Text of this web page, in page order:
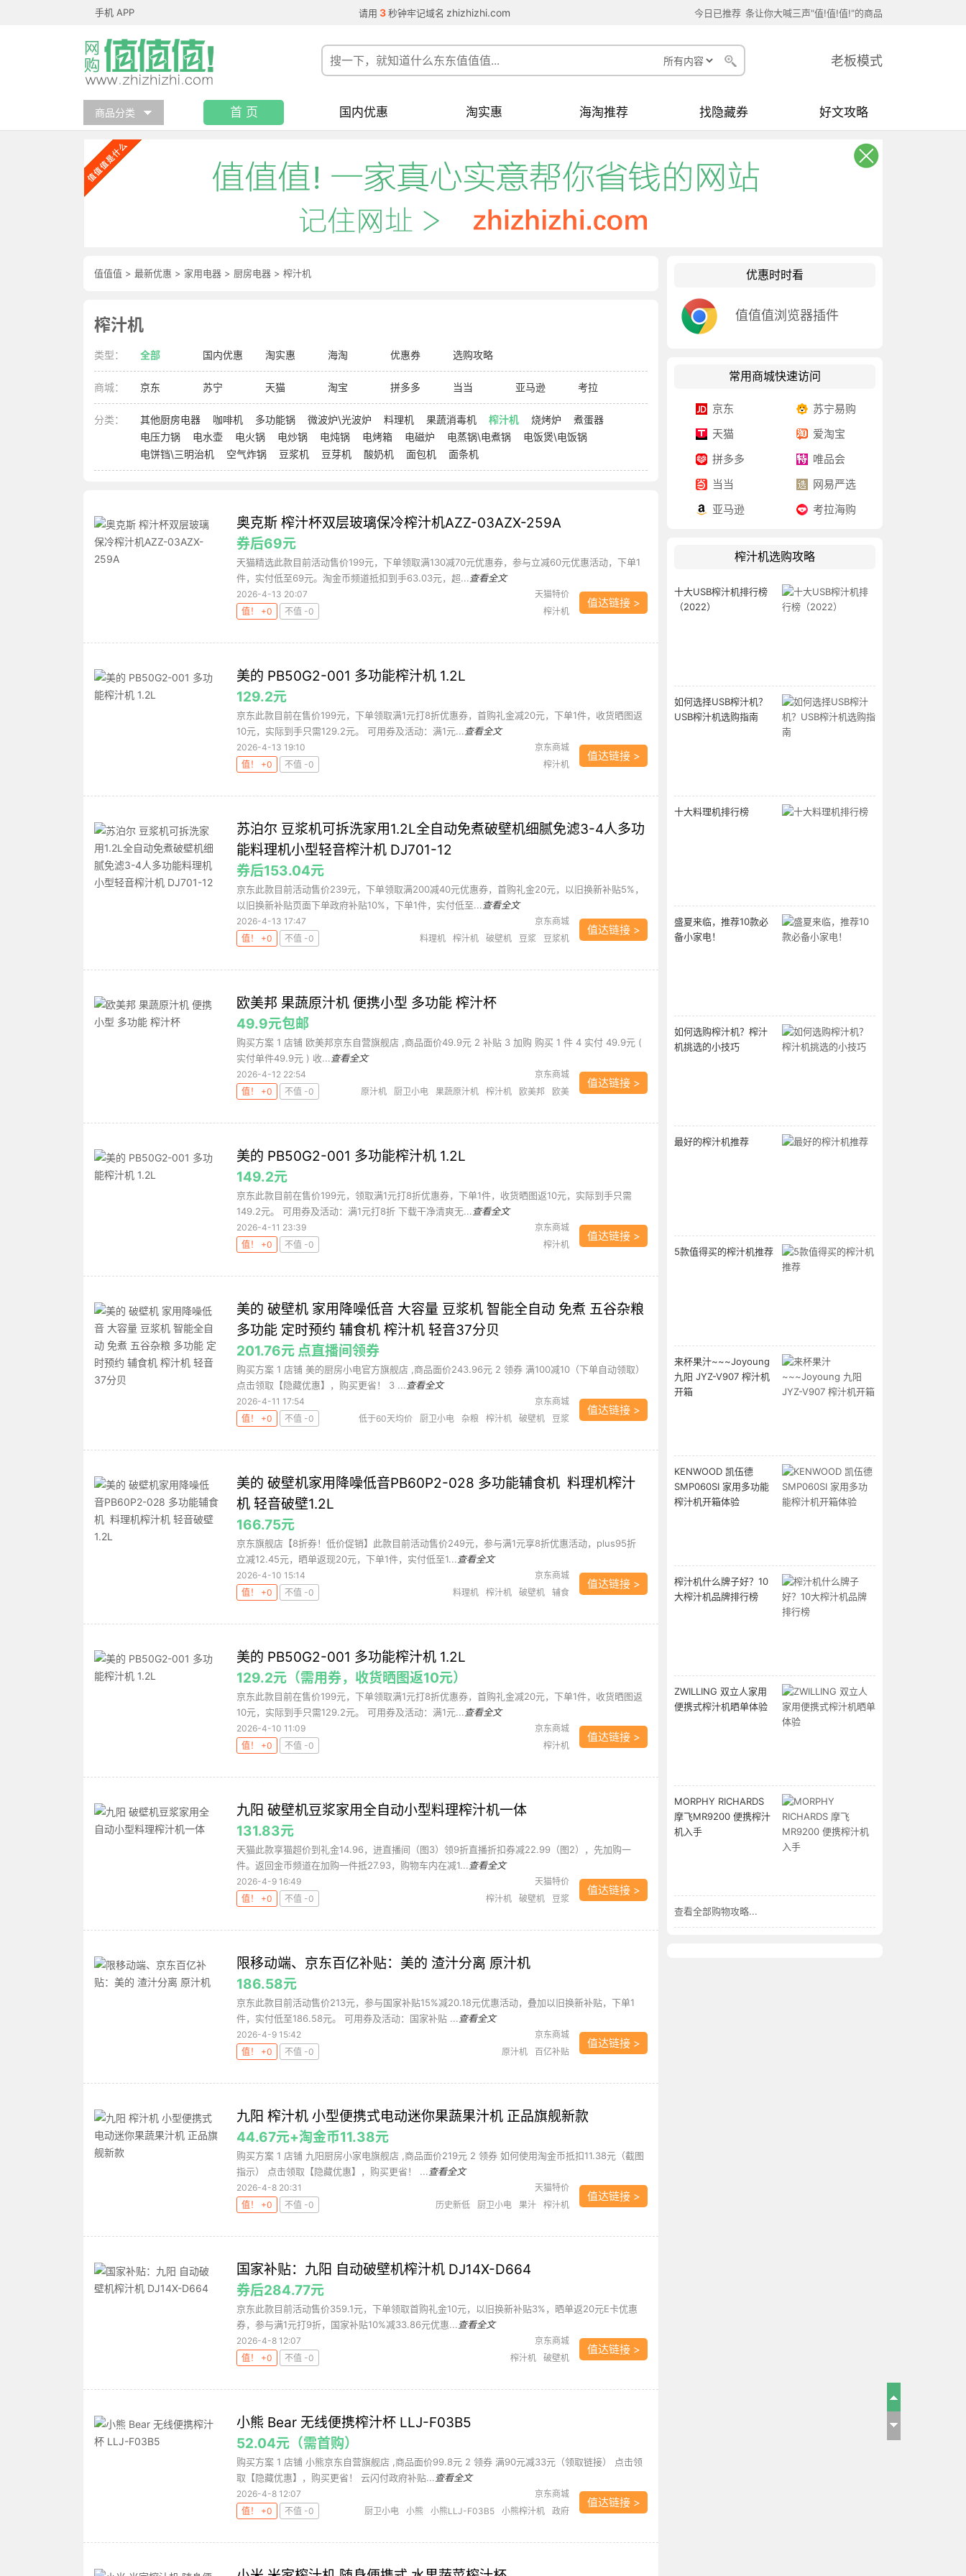
手机 APP 请用 3 秒钟牢记域名 zhizhizhi.com 今日已推荐 条让你大喊三声"值!值!值!"的商品
老板模式
商品分类 首 页 国内优惠 淘实惠 海淘推荐 找隐藏券 好文攻略
值值值 > 最新优惠 > 家用电器 > 厨房电器 > 榨汁机
榨汁机
类型： 全部 国内优惠 淘实惠 海淘 优惠券 选购攻略
商城： 京东 苏宁 天猫 淘宝 拼多多 当当 亚马逊 考拉
分类： 其他厨房电器 咖啡机 多功能锅 微波炉\光波炉 料理机 果蔬消毒机 榨汁机 烧烤炉
煮蛋器
电压力锅
电水壶 电火锅 电炒锅 电炖锅 电烤箱 电磁炉 电蒸锅\电煮锅
电饭煲\电饭锅
电饼铛\三明治机
空气炸锅 豆浆机 豆芽机 酸奶机 面包机 面条机
奥克斯 榨汁杯双层玻璃保冷榨汁机AZZ-03AZX-259A
券后69元
天猫精选此款目前活动售价199元，下单领取满130减70元优惠券，参与立减60元优惠活动，下单1
件，实付低至69元。淘金币频道抵扣到手63.03元，超... 查看全文
2026-4-13 20:07
天猫特价
值！ +0
不值 -0 榨汁机
值达链接 >
美的 PB50G2-001 多功能榨汁机 1.2L
129.2元
京东此款目前在售价199元，下单领取满1元打8折优惠券，首购礼金减20元，下单1件，收货晒图返
10元，实际到手只需129.2元。 可用券及活动：满1元... 查看全文
2026-4-13 19:10
京东商城
值！ +0
不值 -0 榨汁机
值达链接 >
苏泊尔 豆浆机可拆洗家用1.2L全自动免煮破壁机细腻免滤3-4人多功
能料理机小型轻音榨汁机 DJ701-12
券后153.04元
京东此款目前活动售价239元，下单领取满200减40元优惠券，首购礼金20元，以旧换新补贴5%，
以旧换新补贴页面下单政府补贴10%，下单1件，实付低至... 查看全文
2026-4-13 17:47
京东商城
值！ +0
不值 -0 料理机 榨汁机 破壁机 豆浆 豆浆机
值达链接 >
欧美邦 果蔬原汁机 便携小型 多功能 榨汁杯
49.9元包邮
购买方案 1 店铺 欧美邦京东自营旗舰店 ,商品面价49.9元 2 补贴 3 加购 购买 1 件 4 实付 49.9元 (
实付单件49.9元 ) 收... 查看全文
2026-4-12 22:54
京东商城
值！ +0
不值 -0 原汁机 厨卫小电 果蔬原汁机 榨汁机 欧美邦
欧美
值达链接 >
美的 PB50G2-001 多功能榨汁机 1.2L
149.2元
京东此款目前在售价199元，领取满1元打8折优惠券，下单1件，收货晒图返10元，实际到手只需
149.2元。 可用券及活动：满1元打8折 下载干净清爽无... 查看全文
2026-4-11 23:39
京东商城
值！ +0
不值 -0 榨汁机
值达链接 >
美的 破壁机 家用降噪低音 大容量 豆浆机 智能全自动 免煮 五谷杂粮
多功能 定时预约 辅食机 榨汁机 轻音37分贝
201.76元 点直播间领券
购买方案 1 店铺 美的厨房小电官方旗舰店 ,商品面价243.96元 2 领券 满100减10（下单自动领取）
点击领取【隐藏优惠】，购买更省！ 3 ... 查看全文
2026-4-11 17:54
京东商城
值！ +0
不值 -0 低于60天均价 厨卫小电 杂粮 榨汁机 破壁机
豆浆
值达链接 >
美的 破壁机家用降噪低音PB60P2-028 多功能辅食机 料理机榨汁
机 轻音破壁1.2L
166.75元
京东旗舰店【8折券！低价促销】此款目前活动售价249元，参与满1元享8折优惠活动，plus95折
立减12.45元，晒单返现20元，下单1件，实付低至1... 查看全文
2026-4-10 15:14
京东商城
值！ +0
不值 -0 料理机 榨汁机 破壁机 辅食
值达链接 >
美的 PB50G2-001 多功能榨汁机 1.2L
129.2元（需用券，收货晒图返10元）
京东此款目前在售价199元，下单领取满1元打8折优惠券，首购礼金减20元，下单1件，收货晒图返
10元，实际到手只需129.2元。 可用券及活动：满1元... 查看全文
2026-4-10 11:09
京东商城
值！ +0
不值 -0 榨汁机
值达链接 >
九阳 破壁机豆浆家用全自动小型料理榨汁机一体
131.83元
天猫此款享猫超价到礼金14.96，进直播间（图3）领9折直播折扣券减22.99（图2），先加购一
件。返回金币频道在加购一件抵27.93，购物车内在减1... 查看全文
2026-4-9 16:49
天猫特价
值！ +0
不值 -0 榨汁机 破壁机 豆浆
值达链接 >
限移动端、京东百亿补贴：美的 渣汁分离 原汁机
186.58元
京东此款目前活动售价213元，参与国家补贴15%减20.18元优惠活动，叠加以旧换新补贴，下单1
件，实付低至186.58元。 可用券及活动：国家补贴 ... 查看全文
2026-4-9 15:42
京东商城
值！ +0
不值 -0 原汁机 百亿补贴
值达链接 >
九阳 榨汁机 小型便携式电动迷你果蔬果汁机 正品旗舰新款
44.67元+淘金币11.38元
购买方案 1 店铺 九阳厨房小家电旗舰店 ,商品面价219元 2 领券 如何使用淘金币抵扣11.38元（截图
指示） 点击领取【隐藏优惠】，购买更省！ ... 查看全文
2026-4-8 20:31
天猫特价
值！ +0
不值 -0 历史新低 厨卫小电 果汁 榨汁机
值达链接 >
国家补贴：九阳 自动破壁机榨汁机 DJ14X-D664
券后284.77元
京东此款目前活动售价359.1元，下单领取首购礼金10元，以旧换新补贴3%，晒单返20元E卡优惠
券，参与满1元打9折，国家补贴10%减33.86元优惠... 查看全文
2026-4-8 12:07
京东商城
值！ +0
不值 -0 榨汁机 破壁机
值达链接 >
小熊 Bear 无线便携榨汁杯 LLJ-F03B5
52.04元（需首购）
购买方案 1 店铺 小熊京东自营旗舰店 ,商品面价99.8元 2 领券 满90元减33元（领取链接） 点击领
取【隐藏优惠】，购买更省！ 云闪付政府补贴... 查看全文
2026-4-8 12:07
京东商城
值！ +0
不值 -0 厨卫小电 小熊 小熊LLJ-F03B5 小熊榨汁机
政府
值达链接 >
优惠时时看
值值值浏览器插件
常用商城快速访问
京东
苏宁易购
天猫
爱淘宝
拼多多
唯品会
当当
网易严选
亚马逊
考拉海购
榨汁机选购攻略
十大USB榨汁机排行榜
（2022）
如何选择USB榨汁机？
USB榨汁机选购指南
十大料理机排行榜
盛夏来临，推荐10款必
备小家电！
如何选购榨汁机？榨汁
机挑选的小技巧
最好的榨汁机推荐
5款值得买的榨汁机推荐
来杯果汁~~~Joyoung
九阳 JYZ-V907 榨汁机
开箱
KENWOOD 凯伍德
SMP060SI 家用多功能
榨汁机开箱体验
榨汁机什么牌子好？10
大榨汁机品牌排行榜
ZWILLING 双立人家用
便携式榨汁机晒单体验
MORPHY RICHARDS
摩飞MR9200 便携榨汁
机入手
查看全部购物攻略...